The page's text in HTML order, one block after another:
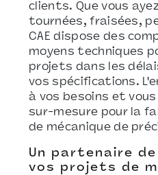
clients. Que vous
tournées, fraisées,
CAE dispose des
moyens techniques
projets dans les
vos spécifications.
à vos besoins et
sur-mesure pour la
de mécanique de
Un partenaire
vos projets de